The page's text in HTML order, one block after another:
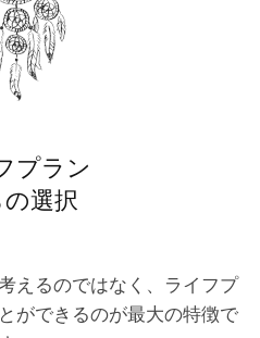
プラン
選択
えるのではなく、ライフプ
ができるのが最大の特徴で